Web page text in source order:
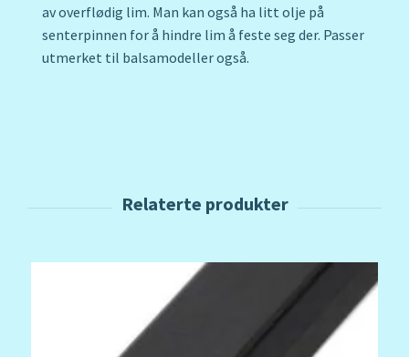
av overflødig lim. Man kan også ha litt olje på
senterpinnen for å hindre lim å feste seg der. Passer
utmerket til balsamodeller også.